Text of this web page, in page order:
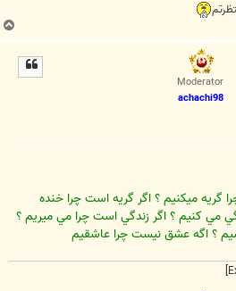
ب
ا
Moderator
achachi98
ميكنيم ؟ اگر گريه است چرا خنده
مي كنيم ؟ اگر زندگي است چرا مي ميريم ؟
؟ اگه عشق نيست چرا عاشقيم